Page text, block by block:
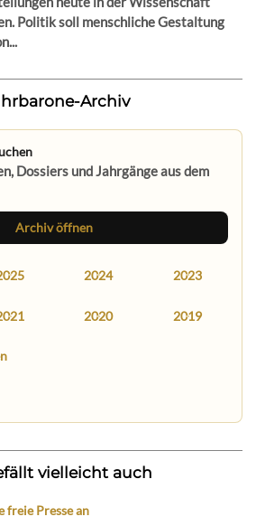
Politik soll menschliche Gestaltung
Archiv
Dossiers und Jahrgänge aus dem
Archiv öffnen
2024 2023
2020 2019
vielleicht auch
freie Presse an